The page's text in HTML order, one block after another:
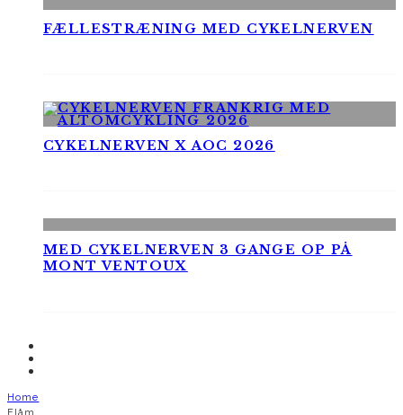
FÆLLESTRÆNING MED CYKELNERVEN
CYKELNERVEN X AOC 2026
MED CYKELNERVEN 3 GANGE OP PÅ
MONT VENTOUX
Home
Flåm